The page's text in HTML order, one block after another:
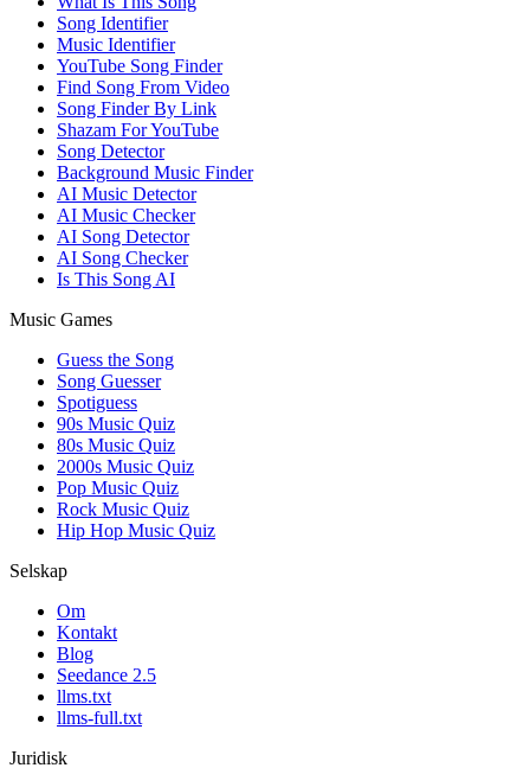
Song Identifier
Music Identifier
YouTube Song Finder
Find Song From Video
Song Finder By Link
Shazam For YouTube
Song Detector
Background Music Finder
AI Music Detector
AI Music Checker
AI Song Detector
AI Song Checker
Is This Song AI
Music Games
Guess the Song
Song Guesser
Spotiguess
90s Music Quiz
80s Music Quiz
2000s Music Quiz
Pop Music Quiz
Rock Music Quiz
Hip Hop Music Quiz
Selskap
Om
Kontakt
Blog
Seedance 2.5
llms.txt
llms-full.txt
Juridisk